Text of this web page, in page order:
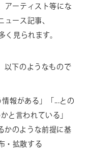
リューション
アーティスト等にな
ュース記事、
く見られます。
以下のようなもので
報がある」「...との
と言われている」
かのような前提に基
・拡散する